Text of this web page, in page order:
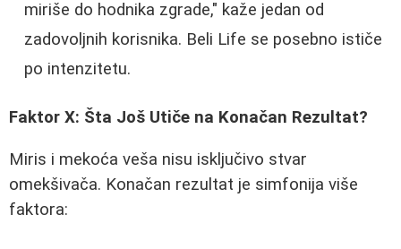
miriše do hodnika zgrade," kaže jedan od
zadovoljnih korisnika. Beli Life se posebno ističe
po intenzitetu.
Faktor X: Šta Još Utiče na Konačan Rezultat?
Miris i mekoća veša nisu isključivo stvar
omekšivača. Konačan rezultat je simfonija više
faktora: